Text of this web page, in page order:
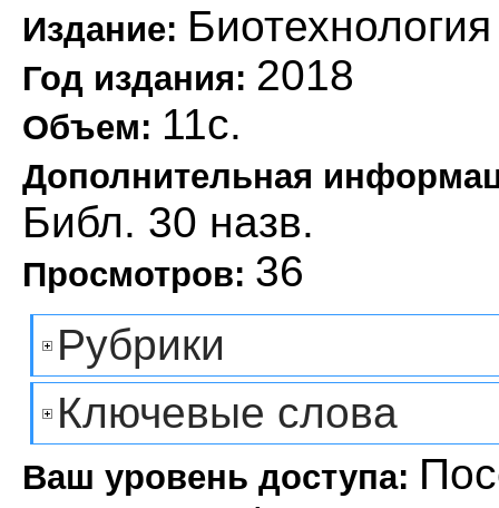
Издание: Биотехнология
Год издания: 2018
Объем: 11с.
Дополнительная
Библ. 30 назв.
Просмотров: 36
Рубрики
Ключевые слова
Ваш уровень доступа: